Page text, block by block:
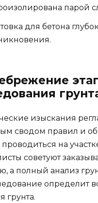
парой
для бетона
изыскания
сводом правил и
на
советуют
а полный анализ
определит
грунта.